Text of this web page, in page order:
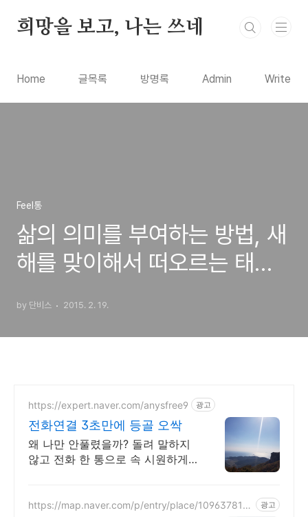
희망을 보고, 나는 쓰네
Home 글목록 방명록 Admin Write
Feel통
삶의 의미를 부여하는 방법, 새
해를 맞이해서 떠오르는 태양
by 단비스 2015. 2. 19.
https://expert.naver.com/anysfree9 광고
전화연결 3초만에 등골 오싹
왜 나만 안풀렸을까? 돌려 말하지
않고 전화 한 통으로 속 시원하게
https://map.naver.com/p/entry/place/109637816
광고